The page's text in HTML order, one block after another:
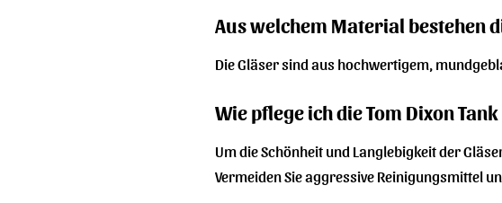
Aus welchem Material bestehen
Die Gläser sind aus hochwertigem,
Wie pflege ich die Tom Dixon
Um die Schönheit und Langlebigkeit der
Vermeiden Sie aggressive Reinigungsmittel